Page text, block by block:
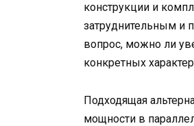
конструкции и
затруднительным и
вопрос, можно ли
конкретных
Подходящая
мощности в